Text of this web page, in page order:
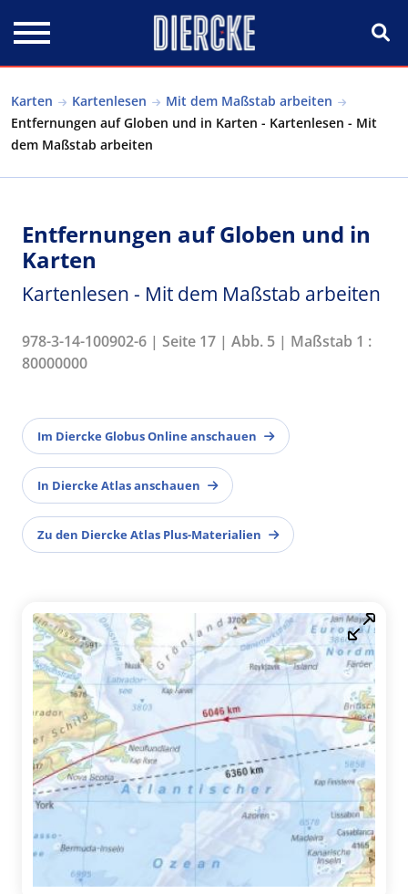
Karten Kartenlesen
Mit dem Maßstab arbeiten
Entfernungen auf Globen und in Karten - Kartenlesen - Mit
dem Maßstab arbeiten
Entfernungen auf Globen und in
Karten
Kartenlesen - Mit dem Maßstab arbeiten
978-3-14-100902-6 | Seite 17 | Abb. 5 | Maßstab 1 :
80000000
Im Diercke Globus Online anschauen
In Diercke Atlas anschauen
Zu den Diercke Atlas Plus-Materialien